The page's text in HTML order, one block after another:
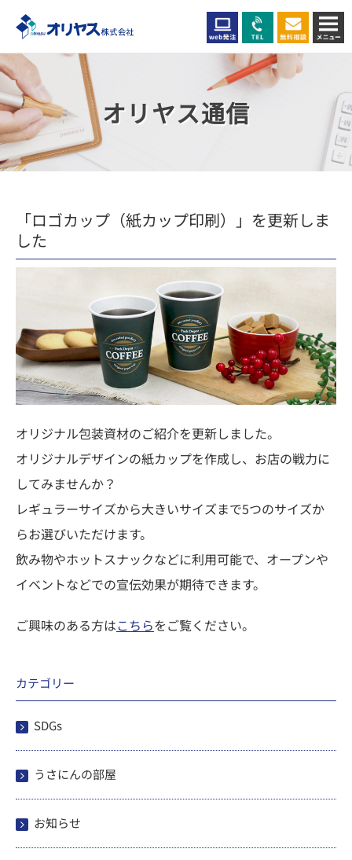
オリヤス通信
「ロゴカップ（紙カップ印刷）」を更新しま
した
オリジナル包装資材のご紹介を更新しました。
オリジナルデザインの紙カップを作成し、お店の戦力に
してみませんか？
レギュラーサイズから大きいサイズまで5つのサイズか
らお選びいただけます。
飲み物やホットスナックなどに利用可能で、オープンや
イベントなどでの宣伝効果が期待できます。
ご興味のある方はこちらをご覧ください。
カテゴリー
SDGs
うさにんの部屋
お知らせ